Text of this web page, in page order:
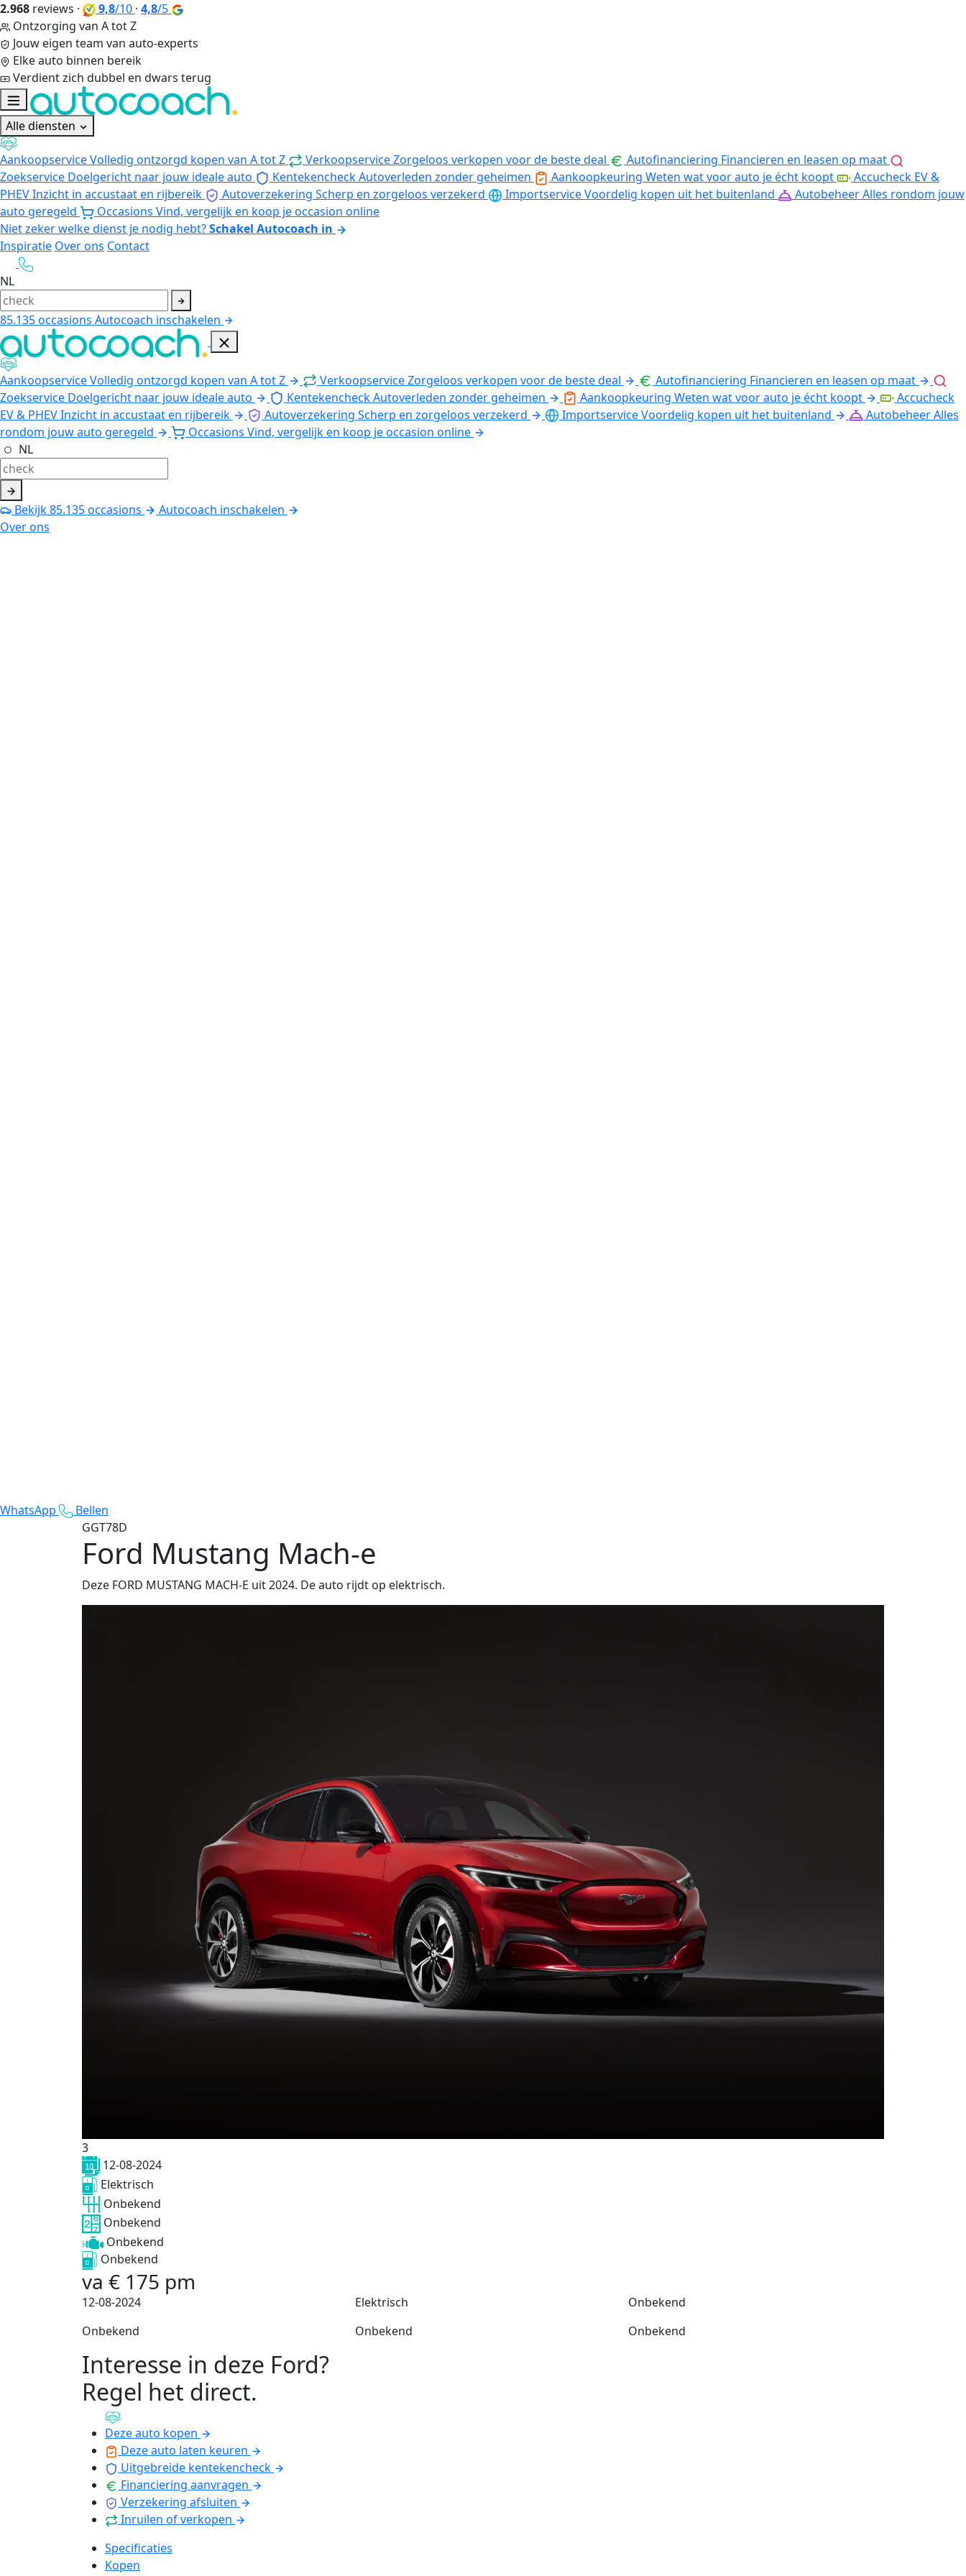
2.968 reviews · 9,8/10 · 4,8/5
Ontzorging van A tot Z
Jouw eigen team van auto-experts
Elke auto binnen bereik
Verdient zich dubbel en dwars terug
Alle diensten
AankoopserviceVolledig ontzorgd kopen van A tot Z VerkoopserviceZorgeloos verkopen voor de beste deal Autofinanciering Financieren en leasen op maat
Zoekservice Doelgericht naar jouw ideale auto KentekencheckAutoverleden zonder geheimen Aankoopkeuring Weten wat voor auto je écht koopt
Accucheck EV &
PHEVInzicht in accustaat en rijbereik Autoverzekering Scherp en zorgeloos verzekerd ImportserviceVoordelig kopen uit het buitenland AutobeheerAlles rondom jouw
auto geregeld
Occasions Vind, vergelijk en koop je occasion online
Niet zeker welke dienst je nodig hebt?Schakel Autocoach in
Inspiratie Over ons Contact
NL
85.135occasions Autocoach inschakelen
AankoopserviceVolledig ontzorgd kopen van A tot Z VerkoopserviceZorgeloos verkopen voor de beste deal Autofinanciering Financieren en leasen op maat
Zoekservice Doelgericht naar jouw ideale auto KentekencheckAutoverleden zonder geheimen Aankoopkeuring Weten wat voor auto je écht koopt
Accucheck
EV & PHEVInzicht in accustaat en rijbereik Autoverzekering Scherp en zorgeloos verzekerd ImportserviceVoordelig kopen uit het buitenland AutobeheerAlles
rondom jouw auto geregeld
Occasions Vind, vergelijk en koop je occasion online
NL
Bekijk85.135occasions
Autocoach inschakelen
Over ons
WhatsApp
Bellen
GGT78D
Ford Mustang Mach-e
Deze FORD MUSTANG MACH-E uit 2024. De auto rijdt op elektrisch.
3
12-08-2024
Elektrisch
Onbekend
Onbekend
Onbekend
Onbekend
va € 175 pm
12-08-2024 Elektrisch
Onbekend
Onbekend
Onbekend Onbekend
Interesse in deze Ford?
Regel het direct.
Deze auto kopen
Deze auto laten keuren
Uitgebreide kentekencheck
Financiering aanvragen
Verzekering afsluiten
Inruilen of verkopen
Specificaties
Kopen